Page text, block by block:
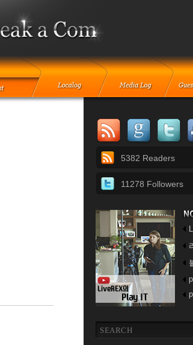
5382 Readers
11278 Followers